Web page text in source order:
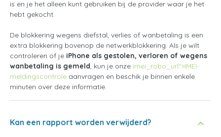
is en je het alleen kunt gebruiken bij de provider waar je het
hebt gekocht.
De blokkering wegens diefstal, verlies of wanbetaling is een
extra blokkering bovenop de netwerkblokkering. Als je wilt
controleren of je iPhone als gestolen, verloren of wegens
wanbetaling is gemeld, kun je onze imei_robo_url">IMEI-
meldingscontrole aanvragen en beschik je binnen enkele
minuten over deze informatie.
Kan een rapport worden verwijderd?